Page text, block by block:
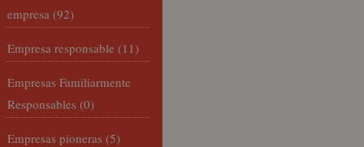
empresa (92)
Empresa responsable (11)
Empresas Familiarmente
Responsables (0)
Empresas pioneras (5)